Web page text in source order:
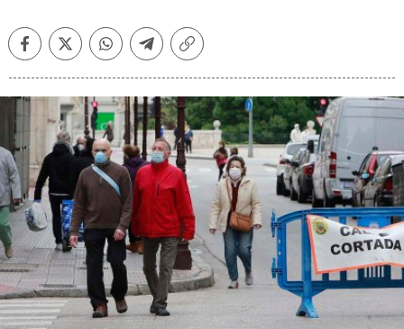
FacebookTwitterWhatsappTelegramCopiar